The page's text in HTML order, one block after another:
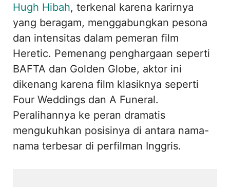
Hugh Hibah, terkenal karena karirnya
yang beragam, menggabungkan pesona
dan intensitas dalam pemeran film
Heretic. Pemenang penghargaan seperti
BAFTA dan Golden Globe, aktor ini
dikenang karena film klasiknya seperti
Four Weddings dan A Funeral.
Peralihannya ke peran dramatis
mengukuhkan posisinya di antara nama-
nama terbesar di perfilman Inggris.